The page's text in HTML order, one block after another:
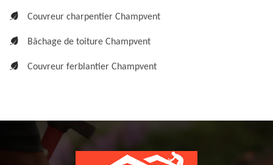
Couvreur charpentier Champvent
Bâchage de toiture Champvent
Couvreur ferblantier Champvent